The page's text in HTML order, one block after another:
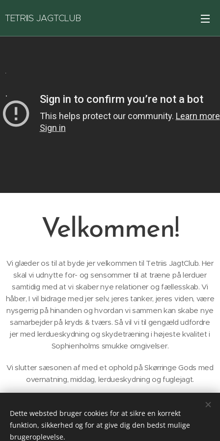
TETRIIS JAGTCLUB
.
.
Velkommen!
Vi glæder os til at byde jer velkommen til Tetriis JagtClub. Her
skal vi udnytte for- og sensommer til at træne på lerduer
samtidig med at vi skaber nye relationer og fællesskab. Vi
håber, I vil bidrage med jer selv, jeres tanker, jeres viden, være
nysgerrig på hinanden og hvordan vi sammen kan skabe nye
samarbejder på kryds & tværs. Så vil vi til gengæld udfordre
jer med lerdueskydning og skydetræning i højeste kvalitet i
Sophienholms smukke omgivelser.
Vi slutter sæsonen af med et ophold på Skørringe Gods med
overnatning, middag, lerdueskydning og fuglejagt.
Tetriis & Rasmus Friis
Dette websted bruger cookies for at sikre en korrekt
funktion, sikkerhed og for at give dig den bedst mulige
brugeroplevelse.